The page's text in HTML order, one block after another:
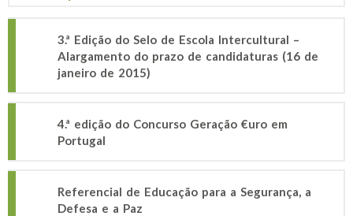
3.ª Edição do Selo de Escola Intercultural –
Alargamento do prazo de candidaturas (16 de
janeiro de 2015)
4.ª edição do Concurso Geração €uro em
Portugal
Referencial de Educação para a Segurança, a
Defesa e a Paz